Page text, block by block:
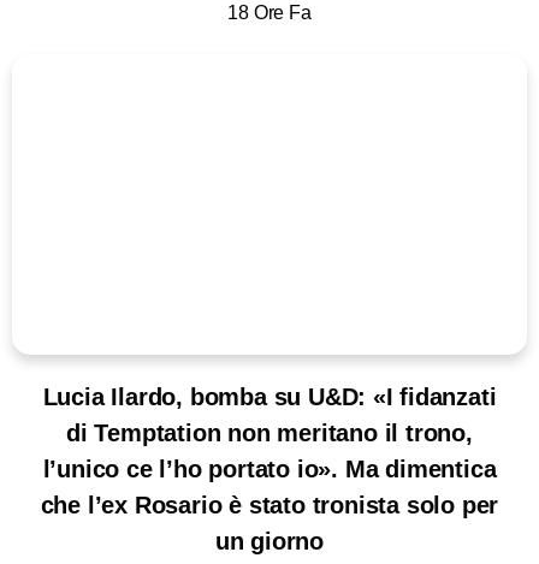
18 Ore Fa
Lucia Ilardo, bomba su U&D: «I fidanzati
di Temptation non meritano il trono,
l’unico ce l’ho portato io». Ma dimentica
che l’ex Rosario è stato tronista solo per
un giorno